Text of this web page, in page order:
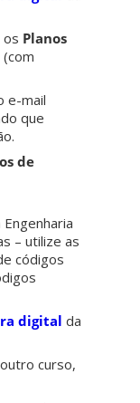
os Planos
e-mail
que
de
– utilize as
códigos
digital da
curso,